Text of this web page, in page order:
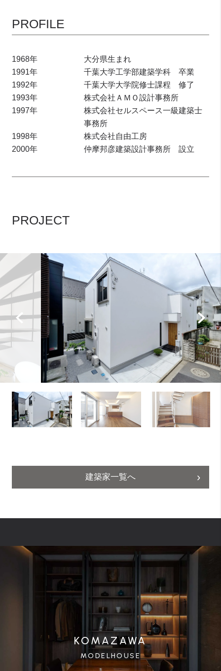
PROFILE
1968年
大分県生まれ
1991年
千葉大学工学部建築学科 卒業
1992年
千葉大学大学院修士課程 修了
1993年
株式会社ＡＭＯ設計事務所
1997年
株式会社セルスペース一級建築士
事務所
1998年
株式会社自由工房
2000年
仲摩邦彦建築設計事務所 設立
PROJECT
建築家一覧へ
KOMAZAWA
MODELHOUSE